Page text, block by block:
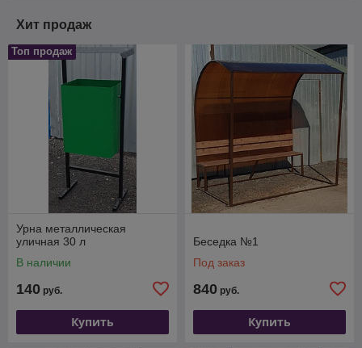
Хит продаж
Топ продаж
Урна металлическая
уличная 30 л
В наличии
140 руб.
Купить
Беседка №1
Под заказ
840 руб.
Купить